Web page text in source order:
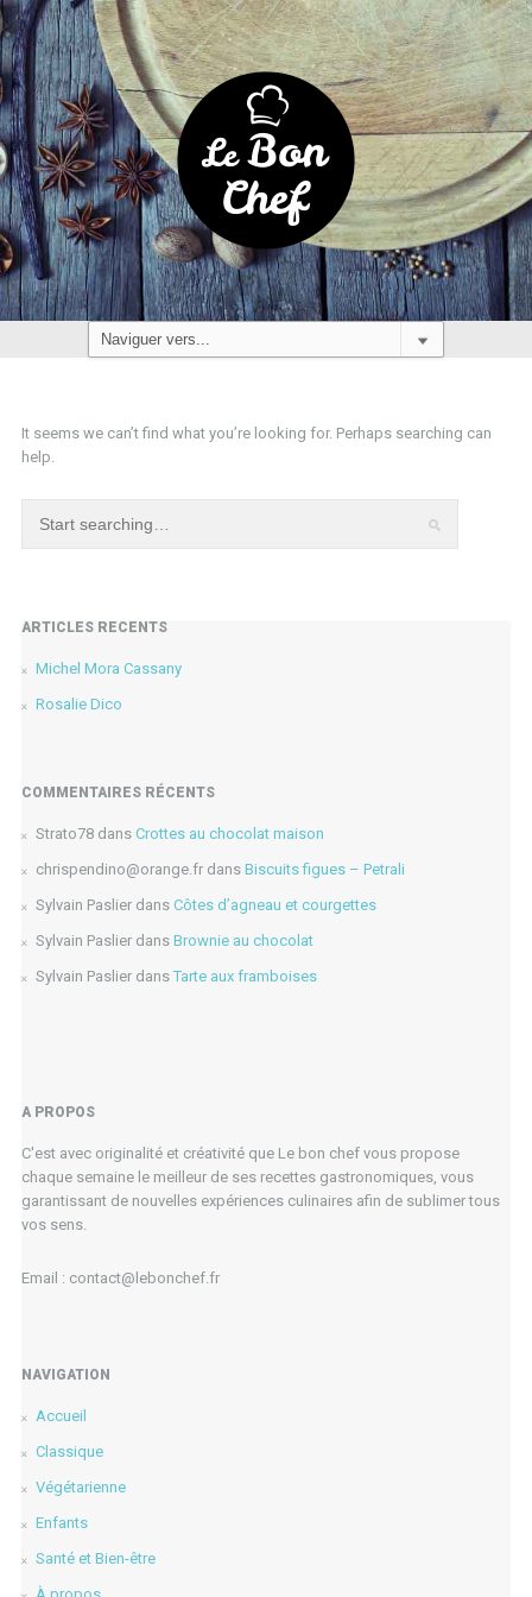
It seems we can’t find what you’re looking for. Perhaps searching can
help.
ARTICLES RÉCENTS
Michel Mora Cassany
Rosalie Dico
COMMENTAIRES RÉCENTS
Strato78dans Crottes au chocolat maison
chrispendino@orange.frdans Biscuits figues – Petrali
Sylvain Paslierdans Côtes d’agneau et courgettes
Sylvain Paslierdans Brownie au chocolat
Sylvain Paslierdans Tarte aux framboises
A PROPOS
C'est avec originalité et créativité que Le bon chef vous propose
chaque semaine le meilleur de ses recettes gastronomiques, vous
garantissant de nouvelles expériences culinaires afin de sublimer tous
vos sens.
Email : contact@lebonchef.fr
NAVIGATION
Accueil
Classique
Végétarienne
Enfants
Santé et Bien-être